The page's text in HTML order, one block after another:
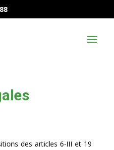
des articles 6-III et 19